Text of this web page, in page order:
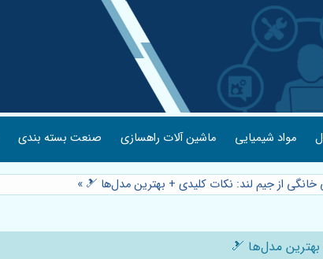
مواد شیمیایی ماشین آلات راهسازی صنعت بسته بندی
از جیم لند: نکات کلیدی + بهترین مدل‌ها 🎿 »
مدل‌ها 🎿